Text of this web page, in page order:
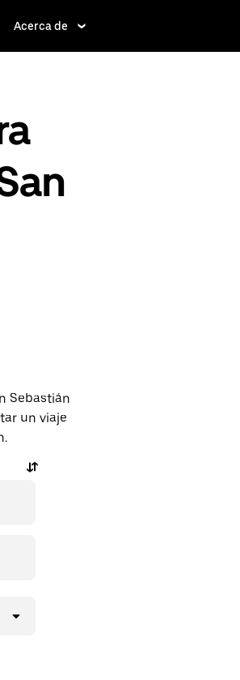
Acerca de
Sebastián
un viaje